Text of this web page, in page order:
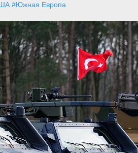
#Южная Европа